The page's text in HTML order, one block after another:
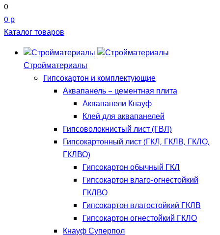
0
0 р
Каталог товаров
Стройматериалы
Гипсокартон и комплектующие
Аквапанель – цементная плита
Аквапанели Кнауф
Клей для аквапанелей
Гипсоволокнистый лист (ГВЛ)
Гипсокартонный лист (ГКЛ, ГКЛВ, ГКЛО,
ГКЛВО)
Гипсокартон обычный ГКЛ
Гипсокартон влаго-огнестойкий
ГКЛВО
Гипсокартон влагостойкий ГКЛВ
Гипсокартон огнестойкий ГКЛО
Кнауф Суперпол